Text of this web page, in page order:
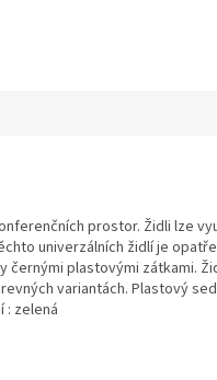
prostor. Židli lze
univerzálních židlí je
černými plastovými zátkami.
variantách. Plastový
: zelená